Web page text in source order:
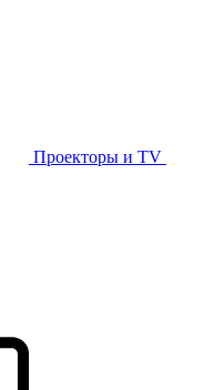
Проекторы и TV